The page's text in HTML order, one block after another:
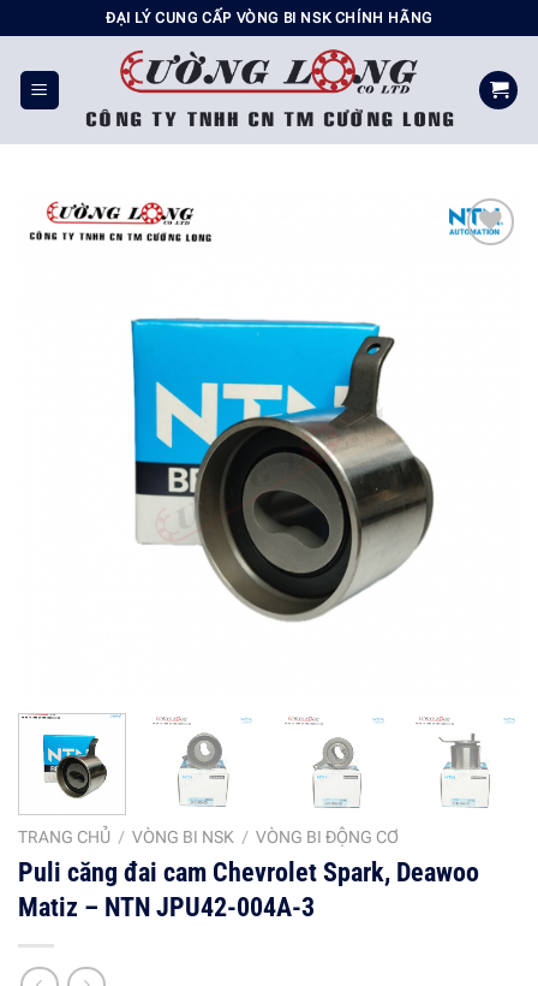
đến
nội
dung
ĐẠI LÝ CUNG CẤP VÒNG BI NSK CHÍNH HÃNG
TRANG CHỦ / VÒNG BI NSK / VÒNG BI ĐỘNG CƠ
Puli căng đai cam Chevrolet Spark, Deawoo
Matiz – NTN JPU42-004A-3